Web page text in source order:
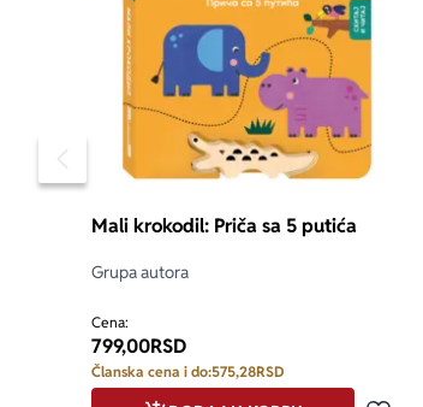
Pomeranje sadržaja slajdera u levo
Mali krokodil: Priča sa 5 putića
Grupa autora
Cena:
799,00RSD
Članska cena i do:575,28RSD